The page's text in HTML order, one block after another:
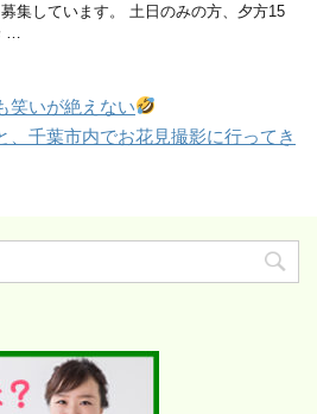
集しています。 土日のみの方、夕方15
…
笑いが絶えない
、千葉市内でお花見撮影に行ってき